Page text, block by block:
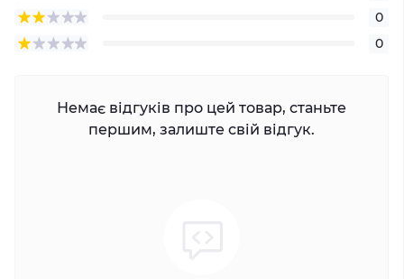
0
0
Немає відгуків про цей товар, станьте
першим, залиште свій відгук.